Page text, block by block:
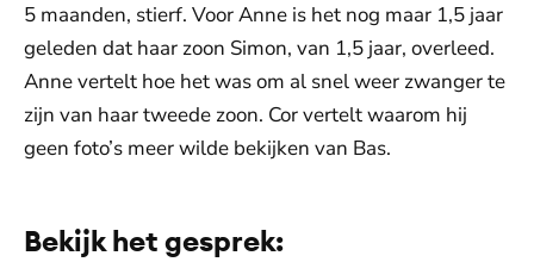
5 maanden, stierf. Voor Anne is het nog maar 1,5 jaar
geleden dat haar zoon Simon, van 1,5 jaar, overleed.
Anne vertelt hoe het was om al snel weer zwanger te
zijn van haar tweede zoon. Cor vertelt waarom hij
geen foto’s meer wilde bekijken van Bas.
Bekijk het gesprek:
De weergave van deze video vereist jouw